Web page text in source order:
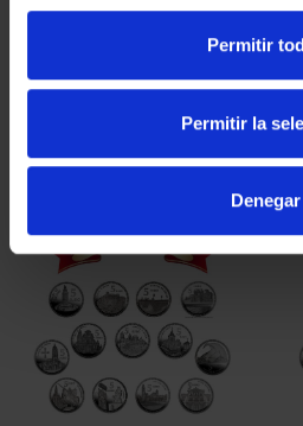
Permitir
Permitir la
Denegar
CAPITALES ESPAÑOLAS